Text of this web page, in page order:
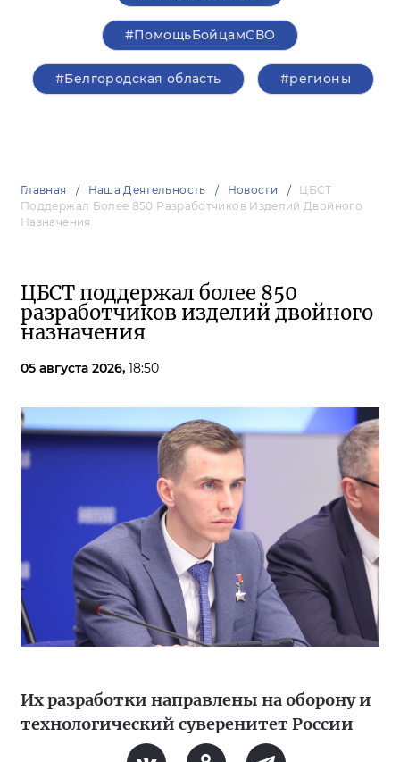
#ПомощьБойцамСВО
#Белгородская область #регионы
Главная Наша Деятельность Новости
ЦБСТ
Поддержал Более 850 Разработчиков Изделий Двойного
Назначения
ЦБСТ поддержал более 850
разработчиков изделий двойного
назначения
05 августа 2026, 18:50
Их разработки направлены на оборону и
технологический суверенитет России